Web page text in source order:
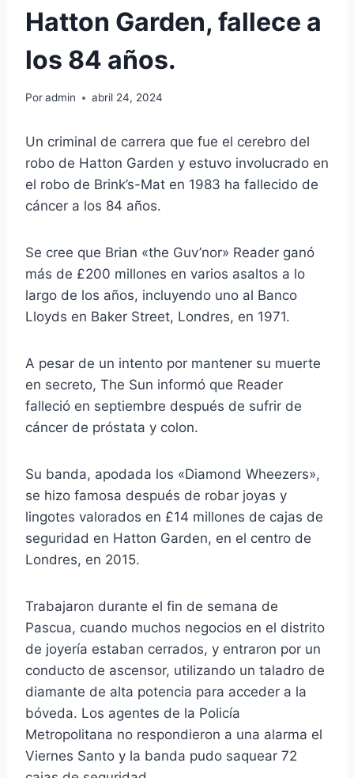
Hatton Garden, fallece a
los 84 años.
Poradmin abril 24, 2024
Un criminal de carrera que fue el cerebro del
robo de Hatton Garden y estuvo involucrado en
el robo de Brink’s-Mat en 1983 ha fallecido de
cáncer a los 84 años.
Se cree que Brian «the Guv’nor» Reader ganó
más de £200 millones en varios asaltos a lo
largo de los años, incluyendo uno al Banco
Lloyds en Baker Street, Londres, en 1971.
A pesar de un intento por mantener su muerte
en secreto, The Sun informó que Reader
falleció en septiembre después de sufrir de
cáncer de próstata y colon.
Su banda, apodada los «Diamond Wheezers»,
se hizo famosa después de robar joyas y
lingotes valorados en £14 millones de cajas de
seguridad en Hatton Garden, en el centro de
Londres, en 2015.
Trabajaron durante el fin de semana de
Pascua, cuando muchos negocios en el distrito
de joyería estaban cerrados, y entraron por un
conducto de ascensor, utilizando un taladro de
diamante de alta potencia para acceder a la
bóveda. Los agentes de la Policía
Metropolitana no respondieron a una alarma el
Viernes Santo y la banda pudo saquear 72